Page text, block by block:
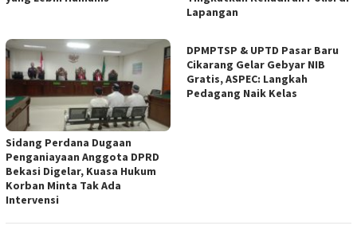
Lapangan
Sidang Perdana Dugaan
Penganiayaan Anggota DPRD
Bekasi Digelar, Kuasa Hukum
Korban Minta Tak Ada
Intervensi
DPMPTSP & UPTD Pasar Baru
Cikarang Gelar Gebyar NIB
Gratis, ASPEC: Langkah
Pedagang Naik Kelas